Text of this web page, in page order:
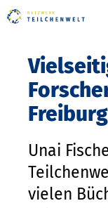
Freiburg
Unai
vielen